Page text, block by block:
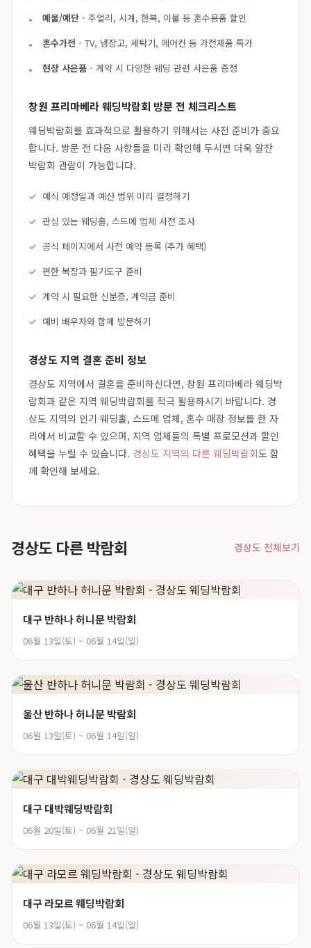
예물/예단 - 주얼리, 시계, 한복, 이불 등 혼수용품 할인
혼수가전 - TV, 냉장고, 세탁기, 에어컨 등 가전제품 특가
현장 사은품 - 계약 시 다양한 웨딩 관련 사은품 증정
창원 프리마베라 웨딩박람회 방문 전 체크리스트
웨딩박람회를 효과적으로 활용하기 위해서는 사전 준비가 중요
합니다. 방문 전 다음 사항들을 미리 확인해 두시면 더욱 알찬
박람회 관람이 가능합니다.
예식 예정일과 예산 범위 미리 결정하기
관심 있는 웨딩홀, 스드메 업체 사전 조사
공식 페이지에서 사전 예약 등록 (추가 혜택)
편한 복장과 필기도구 준비
계약 시 필요한 신분증, 계약금 준비
예비 배우자와 함께 방문하기
경상도 지역 결혼 준비 정보
경상도 지역에서 결혼을 준비하신다면, 창원 프리마베라 웨딩박
람회과 같은 지역 웨딩박람회를 적극 활용하시기 바랍니다. 경
상도 지역의 인기 웨딩홀, 스드메 업체, 혼수 매장 정보를 한 자
리에서 비교할 수 있으며, 지역 업체들의 특별 프로모션과 할인
혜택을 누릴 수 있습니다. 경상도 지역의 다른 웨딩박람회도 함
께 확인해 보세요.
경상도 다른 박람회 경상도 전체보기
대구 반하나 허니문 박람회
06월 13일(토) ~ 06월 14일(일)
울산 반하나 허니문 박람회
06월 13일(토) ~ 06월 14일(일)
대구 대박웨딩박람회
06월 20일(토) ~ 06월 21일(일)
대구 라모르 웨딩박람회
06월 13일(토) ~ 06월 14일(일)